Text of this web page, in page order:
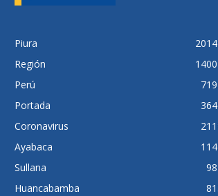
Piura
Región
Perú
Portada
Coronavirus
Ayabaca
Sullana
Huancabamba